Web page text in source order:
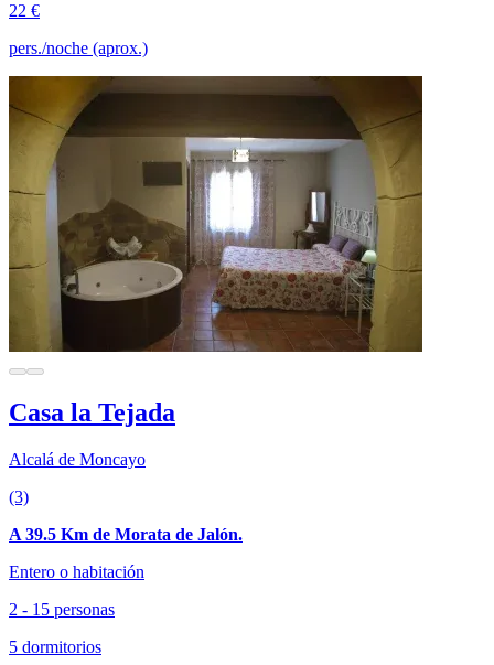
22 €
pers./noche (aprox.)
Casa la Tejada
Alcalá de Moncayo
(3)
A 39.5 Km de Morata de Jalón.
Entero o habitación
2 - 15 personas
5 dormitorios